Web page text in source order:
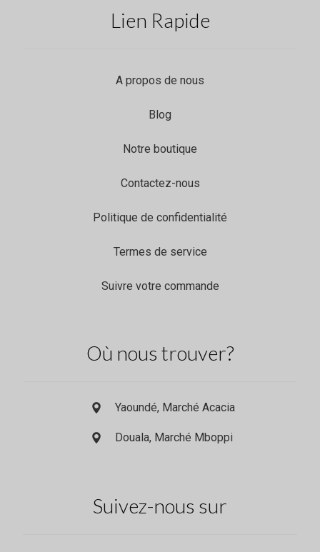
Lien Rapide
A propos de nous
Blog
Notre boutique
Contactez-nous
Politique de confidentialité
Termes de service
Suivre votre commande
Où nous trouver?
Yaoundé, Marché Acacia
Douala, Marché Mboppi
Suivez-nous sur